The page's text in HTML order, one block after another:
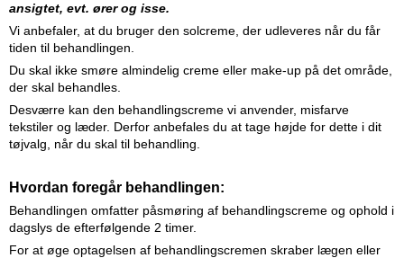
ansigtet, evt. ører og isse.
Vi anbefaler, at du bruger den solcreme, der udleveres når du får
tiden til behandlingen.
Du skal ikke smøre almindelig creme eller make-up på det område,
der skal behandles.
Desværre kan den behandlingscreme vi anvender, misfarve
tekstiler og læder. Derfor anbefales du at tage højde for dette i dit
tøjvalg, når du skal til behandling.
Hvordan foregår behandlingen:
Behandlingen omfatter påsmøring af behandlingscreme og ophold i
dagslys de efterfølgende 2 timer.
For at øge optagelsen af behandlingscremen skraber lægen eller